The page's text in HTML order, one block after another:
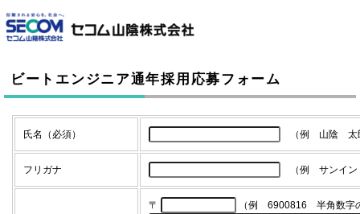
このページの本文へ
ビートエンジニア通年採用応募フォーム
氏名（必須） （例 山陰 太
フリガナ （例 サンイン
〒 （例 6900816 半角数字